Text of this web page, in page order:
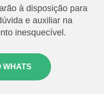
à disposição para
e auxiliar na
inesquecível.
WHATS